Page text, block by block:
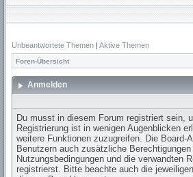
Unbeantwortete Themen | Aktive Themen
Foren-Übersicht
Anmelden
Du musst in diesem Forum registriert sein,
Registrierung ist in wenigen Augenblicken
weitere Funktionen zuzugreifen. Die Board-
Benutzern auch zusätzliche
Nutzungsbedingungen und die verwandten
registrierst. Bitte beachte auch die